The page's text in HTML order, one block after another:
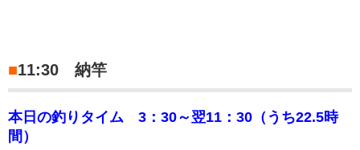
■11:30 納竿
本日の釣りタイム 3：30～翌11：30（うち22.5時
間）